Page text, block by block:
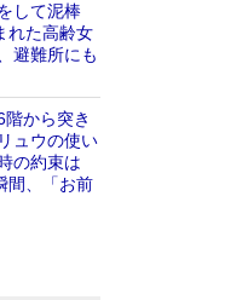
して泥棒
た高齢女
避難所にも
階から突き
ュウの使い
の約束は
間、「お前